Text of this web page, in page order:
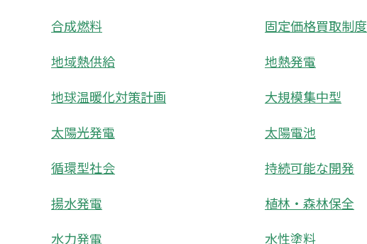
合成燃料
固定価格買取制度
地域熱供給
地熱発電
地球温暖化対策計画
大規模集中型
太陽光発電
太陽電池
循環型社会
持続可能な開発
揚水発電
植林・森林保全
水力発電
水性塗料